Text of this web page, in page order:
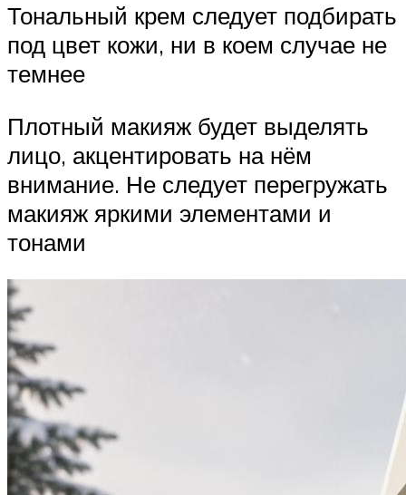
Тональный крем следует подбирать
под цвет кожи, ни в коем случае не
темнее
Плотный макияж будет выделять
лицо, акцентировать на нём
внимание. Не следует перегружать
макияж яркими элементами и
тонами